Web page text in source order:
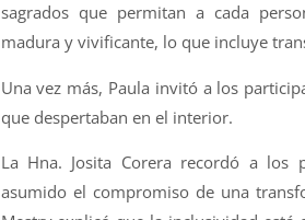
sagrados que permitan a cada
madura y vivificante, lo que incluye
Una vez más, Paula invitó a los
que despertaban en el interior.
La Hna. Josita Corera recordó a los
asumido el compromiso de una